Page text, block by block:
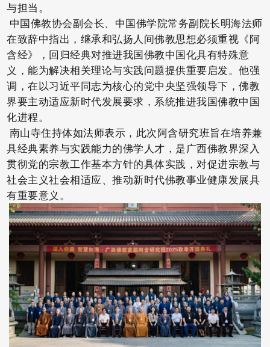
与担当。
中国佛教协会副会长、中国佛学院常务副院长明海法师
在致辞中指出，继承和弘扬人间佛教思想必须重视《阿
含经》，回归经典对推进我国佛教中国化具有特殊意
义，能为解决相关理论与实践问题提供重要启发。他强
调，在以习近平同志为核心的党中央坚强领导下，佛教
界要主动适应新时代发展要求，系统推进我国佛教中国
化进程。
南山寺住持体如法师表示，此次阿含研究班旨在培养兼
具经典素养与实践能力的佛学人才，是广西佛教界深入
贯彻党的宗教工作基本方针的具体实践，对促进宗教与
社会主义社会相适应、推动新时代佛教事业健康发展具
有重要意义。